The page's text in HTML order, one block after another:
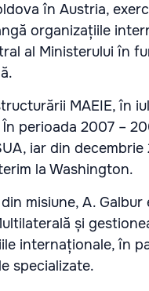
în Austria,
organizațiile
al Ministerului în
MAEIE, în
perioada 2007 –
iar din
la Washington.
misiune, A.
și
internaționale, în
specializate.